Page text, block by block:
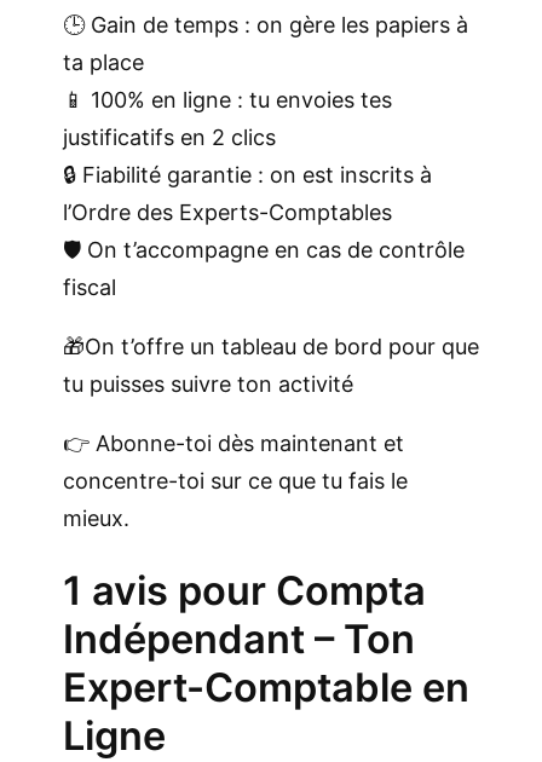
🕒 Gain de temps : on gère les papiers à
ta place
📱 100% en ligne : tu envoies tes
justificatifs en 2 clics
🔒 Fiabilité garantie : on est inscrits à
l’Ordre des Experts-Comptables
🛡️ On t’accompagne en cas de contrôle
fiscal
🎁On t’offre un tableau de bord pour que
tu puisses suivre ton activité
👉 Abonne-toi dès maintenant et
concentre-toi sur ce que tu fais le
mieux.
1 avis pour Compta
Indépendant – Ton
Expert-Comptable en
Ligne